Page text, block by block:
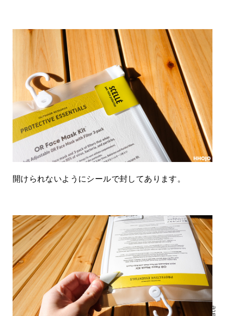
開けられないようにシールで封してあります。